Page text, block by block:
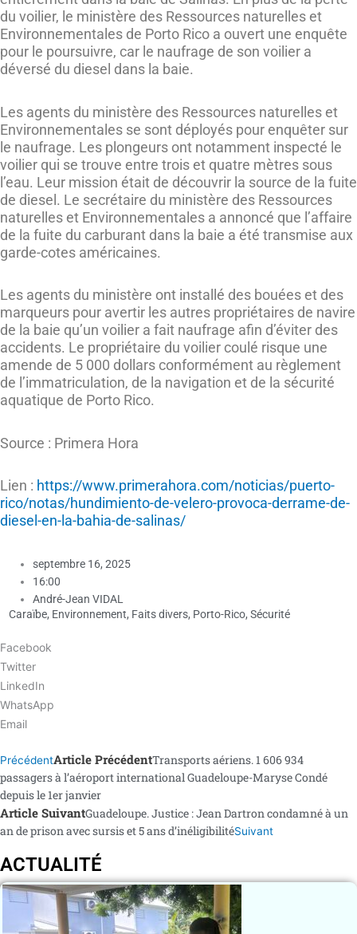
du voilier, le ministère des Ressources naturelles et
Environnementales de Porto Rico a ouvert une enquête
pour le poursuivre, car le naufrage de son voilier a
déversé du diesel dans la baie.
Les agents du ministère des Ressources naturelles et
Environnementales se sont déployés pour enquêter sur
le naufrage. Les plongeurs ont notamment inspecté le
voilier qui se trouve entre trois et quatre mètres sous
l’eau. Leur mission était de découvrir la source de la fuite
de diesel. Le secrétaire du ministère des Ressources
naturelles et Environnementales a annoncé que l’affaire
de la fuite du carburant dans la baie a été transmise aux
garde-cotes américaines.
Les agents du ministère ont installé des bouées et des
marqueurs pour avertir les autres propriétaires de navire
de la baie qu’un voilier a fait naufrage afin d’éviter des
accidents. Le propriétaire du voilier coulé risque une
amende de 5 000 dollars conformément au règlement
de l’immatriculation, de la navigation et de la sécurité
aquatique de Porto Rico.
Source : Primera Hora
Lien : https://www.primerahora.com/noticias/puerto-
rico/notas/hundimiento-de-velero-provoca-derrame-de-
diesel-en-la-bahia-de-salinas/
septembre 16, 2025
16:00
André-Jean VIDAL
Caraïbe, Environnement, Faits divers, Porto-Rico, Sécurité
Facebook
Twitter
LinkedIn
WhatsApp
Email
PrécédentArticle PrécédentTransports aériens. 1 606 934
passagers à l’aéroport international Guadeloupe-Maryse Condé
depuis le 1er janvier
Article SuivantGuadeloupe. Justice : Jean Dartron condamné à un
an de prison avec sursis et 5 ans d’inéligibilitéSuivant
ACTUALITÉ